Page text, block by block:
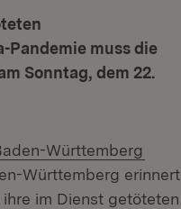
Pandemie muss die
Sonntag, dem 22.
Württemberg
Württemberg erinnert
im Dienst getöteten